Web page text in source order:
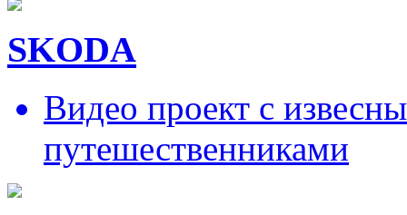
SKODA
Видео проект с
путешественниками